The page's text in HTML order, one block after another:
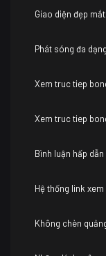
Giao diện đẹp
Phát sóng đa
Xem truc tiep
Xem truc tiep
Bình luận hấp dẫn
Hệ thống link
Không chèn